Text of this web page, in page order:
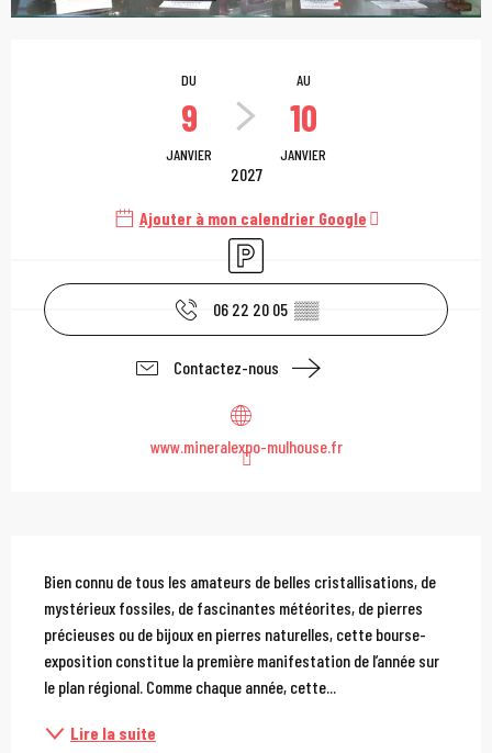
Ouverture et
DU
9
JANVIER
AU
10
JANVIER
2027
Ajouter à mon calendrier Google
Parking
06 22 20 05 ▒▒
Contactez-nous
www.mineralexpo-mulhouse.fr
Description
Bien connu de tous les amateurs de belles cristallisations, de
mystérieux fossiles, de fascinantes météorites, de pierres
précieuses ou de bijoux en pierres naturelles, cette bourse-
exposition constitue la première manifestation de l’année sur
le plan régional. Comme chaque année, cette...
Lire la suite